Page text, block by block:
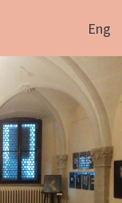
Eng